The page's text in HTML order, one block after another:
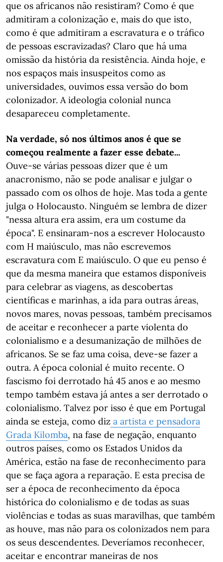
que os africanos não resistiram? Como é que
admitiram a colonização e, mais do que isto,
como é que admitiram a escravatura e o tráfico
de pessoas escravizadas? Claro que há uma
omissão da história da resistência. Ainda hoje, e
nos espaços mais insuspeitos como as
universidades, ouvimos essa versão do bom
colonizador. A ideologia colonial nunca
desapareceu completamente.
Na verdade, só nos últimos anos é que se
começou realmente a fazer esse debate...
Ouve-se várias pessoas dizer que é um
anacronismo, não se pode analisar e julgar o
passado com os olhos de hoje. Mas toda a gente
julga o Holocausto. Ninguém se lembra de dizer
"nessa altura era assim, era um costume da
época". E ensinaram-nos a escrever Holocausto
com H maiúsculo, mas não escrevemos
escravatura com E maiúsculo. O que eu penso é
que da mesma maneira que estamos disponíveis
para celebrar as viagens, as descobertas
científicas e marinhas, a ida para outras áreas,
novos mares, novas pessoas, também precisamos
de aceitar e reconhecer a parte violenta do
colonialismo e a desumanização de milhões de
africanos. Se se faz uma coisa, deve-se fazer a
outra. A época colonial é muito recente. O
fascismo foi derrotado há 45 anos e ao mesmo
tempo também estava já antes a ser derrotado o
colonialismo. Talvez por isso é que em Portugal
ainda se esteja, como diz a artista e pensadora
Grada Kilomba, na fase de negação, enquanto
outros países, como os Estados Unidos da
América, estão na fase de reconhecimento para
que se faça agora a reparação. E esta precisa de
ser a época de reconhecimento da época
histórica do colonialismo e de todas as suas
violências e todas as suas maravilhas, que também
as houve, mas não para os colonizados nem para
os seus descendentes. Deveríamos reconhecer,
aceitar e encontrar maneiras de nos